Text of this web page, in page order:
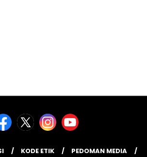
KODE ETIK PEDOMAN MEDIA